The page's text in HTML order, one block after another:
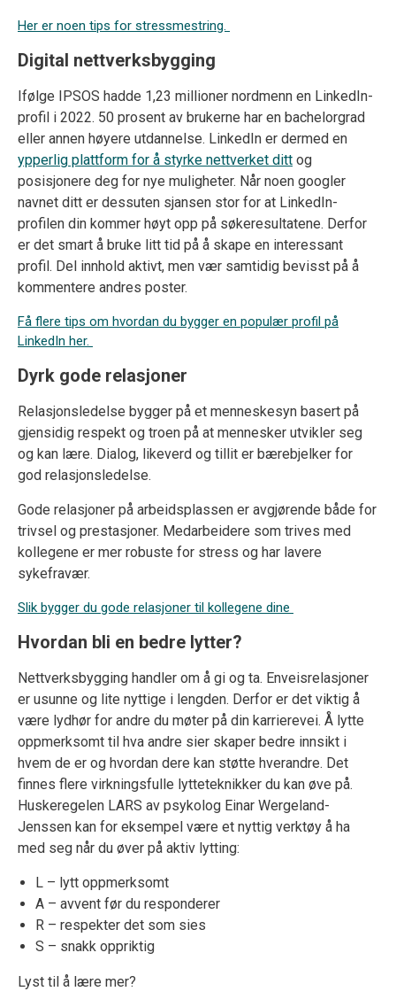
Her er noen tips for stressmestring.
Digital nettverksbygging
Ifølge IPSOS hadde 1,23 millioner nordmenn en LinkedIn-
profil i 2022. 50 prosent av brukerne har en bachelorgrad
eller annen høyere utdannelse. LinkedIn er dermed en
ypperlig plattform for å styrke nettverket ditt og
posisjonere deg for nye muligheter. Når noen googler
navnet ditt er dessuten sjansen stor for at LinkedIn-
profilen din kommer høyt opp på søkeresultatene. Derfor
er det smart å bruke litt tid på å skape en interessant
profil. Del innhold aktivt, men vær samtidig bevisst på å
kommentere andres poster.
Få flere tips om hvordan du bygger en populær profil på
LinkedIn her.
Dyrk gode relasjoner
Relasjonsledelse bygger på et menneskesyn basert på
gjensidig respekt og troen på at mennesker utvikler seg
og kan lære. Dialog, likeverd og tillit er bærebjelker for
god relasjonsledelse.
Gode relasjoner på arbeidsplassen er avgjørende både for
trivsel og prestasjoner. Medarbeidere som trives med
kollegene er mer robuste for stress og har lavere
sykefravær.
Slik bygger du gode relasjoner til kollegene dine
Hvordan bli en bedre lytter?
Nettverksbygging handler om å gi og ta. Enveisrelasjoner
er usunne og lite nyttige i lengden. Derfor er det viktig å
være lydhør for andre du møter på din karrierevei. Å lytte
oppmerksomt til hva andre sier skaper bedre innsikt i
hvem de er og hvordan dere kan støtte hverandre. Det
finnes flere virkningsfulle lytteteknikker du kan øve på.
Huskeregelen LARS av psykolog Einar Wergeland-
Jenssen kan for eksempel være et nyttig verktøy å ha
med seg når du øver på aktiv lytting:
L – lytt oppmerksomt
A – avvent før du responderer
R – respekter det som sies
S – snakk oppriktig
Lyst til å lære mer?